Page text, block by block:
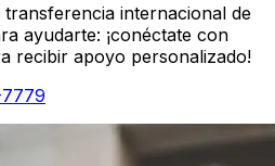
internacional de
ayudarte: ¡conéctate con
recibir apoyo personalizado!